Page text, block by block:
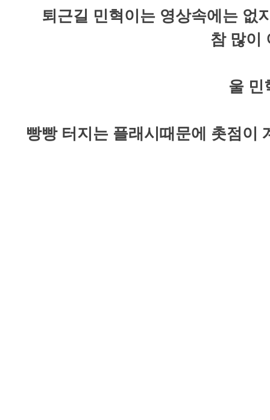
퇴근길 민혁이는 영상속에는 없
참 많이
울 민
빵빵 터지는 플래시때문에 촛점이